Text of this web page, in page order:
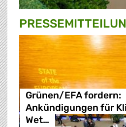
Grünen/EFA fordern:
Ankündigungen für
Wet…